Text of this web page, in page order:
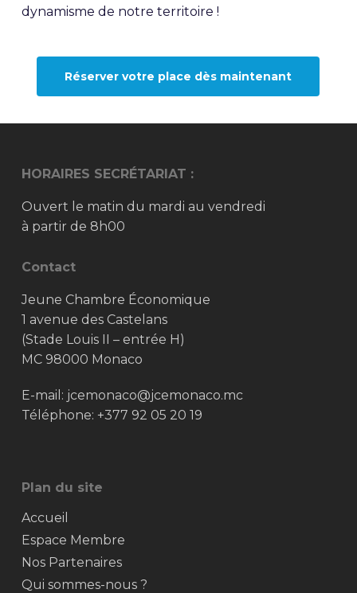
dynamisme de notre territoire !
Réserver votre place dès maintenant
HORAIRES SECRÉTARIAT :
Ouvert le matin du mardi au vendredi
à partir de 8h00
Contact
Jeune Chambre Économique
1 avenue des Castelans
(Stade Louis II – entrée H)
MC 98000 Monaco
E-mail: jcemonaco@jcemonaco.mc
Téléphone: +377 92 05 20 19
Plan du site
Accueil
Espace Membre
Nos Partenaires
Qui sommes-nous ?